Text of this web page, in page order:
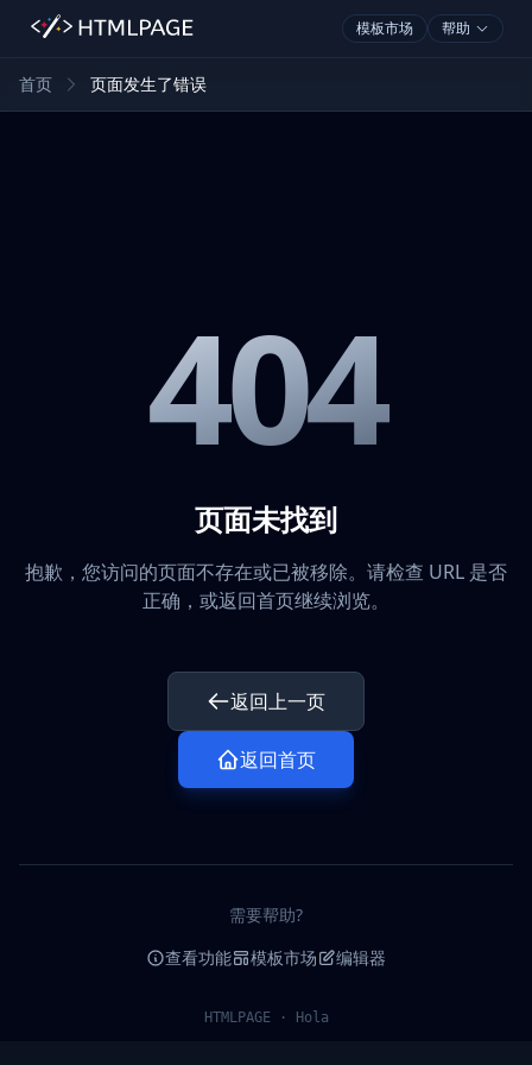
模板市场 帮助
首页 页面发生了错误
404
页面未找到
抱歉，您访问的页面不存在或已被移除。请检查 URL 是否
正确，或返回首页继续浏览。
返回上一页
返回首页
需要帮助?
查看功能
模板市场 编辑器
HTMLPAGE · Hola